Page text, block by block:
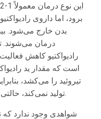
برود، اما داروی
بدن خارج می‌شود.
درمان می‌شوند.
رادیواکتیو کاهش
است که مقدار ید
تیروئید را می‌کشد،
تولید نمی‌کند، حالتی که به آن کم‌کاری تیروئید می‌گویند.
شواهدی وجود ندارد که